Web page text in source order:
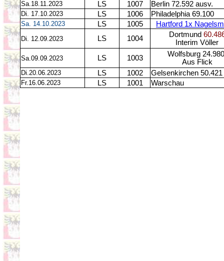
Sa.18.11.2023 LS 1007 Berlin 72.592 ausv.
Di. 17.10.2023 LS 1006 Philadelphia 69.100
Sa. 14.10.2023 LS 1005 Hartford 1x
Di. 12.09.2023 LS 1004 Dortmund
Interim Völler
Sa.09.09.2023 LS 1003
Wolfsburg 24.980
Aus Flick
Di.20.06.2023 LS 1002 Gelsenkirchen 50.421
Fr.16.06.2023 LS 1001 Warschau